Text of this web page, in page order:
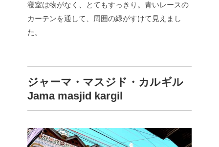
寝室は物がなく、とてもすっきり。青いレースの
カーテンを通して、周囲の緑がすけて見えまし
た。
ジャーマ・マスジド・カルギル
Jama masjid kargil